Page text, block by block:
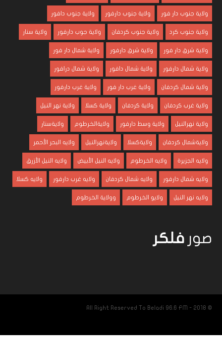
ولاية جنوب دار فور ولاية جنوب دارفور ولاية جنوب دافور
ولاية جنوب كرد ولاية جنوب كردفان ولاية جوب دارفور ولاية سنار
ولاية شرق دار فور ولاية شرق دارفور ولاية شمال دار فور
ولاية شمال دارفور ولاية شمال دافور ولاية شمال درافور
ولاية شمال كردفان ولاية غرب دار فور ولاية غرب دارفور
ولاية غرب كردفان ولاية كردفان ولاية كسلا ولاية نهر النيل
ولاية نهرالنيل ولاية وسط دارفور ولايةالخرطوم ولايةسنار
ولايةشمال كردفان ولايةكسلا ولايةنهرالنيل ولايه البحر الأحمر
ولايه الجزيرة ولايه الخرطوم ولايه النيل الأبيض ولايه النيل الأزرق
ولايه شمال دارفور ولايه شمال كردفان ولايه غرب دارفور ولايه كسلا
ولايه نهر النيل ولايو الخرطوم وولاية الخرطوم
صور فلكر
© 2018 - All Right Reserved To Beladi 96.6 FM